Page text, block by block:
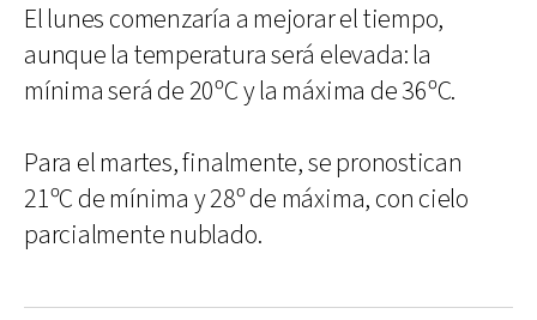
El lunes comenzaría a mejorar el tiempo,
aunque la temperatura será elevada: la
mínima será de 20ºC y la máxima de 36ºC.
Para el martes, finalmente, se pronostican
21ºC de mínima y 28º de máxima, con cielo
parcialmente nublado.